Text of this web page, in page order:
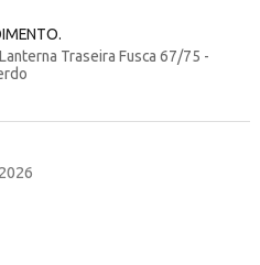
Traseira Fusca 67/75 -